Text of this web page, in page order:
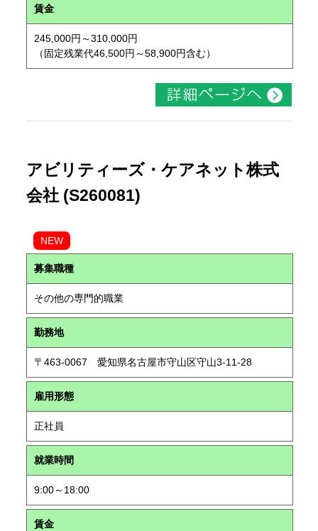
賃金
245,000円～310,000円
（固定残業代46,500円～58,900円含む）
アビリティーズ・ケアネット株式
会社 (S260081)
NEW
募集職種
その他の専門的職業
勤務地
〒463-0067 愛知県名古屋市守山区守山3-11-28
雇用形態
正社員
就業時間
9:00～18:00
賃金